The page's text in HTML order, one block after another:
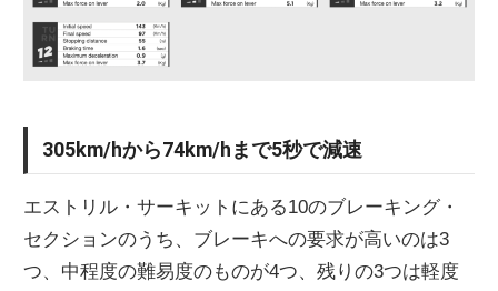
305km/hから74km/hまで5秒で減速
エストリル・サーキットにある10のブレーキング・
セクションのうち、ブレーキへの要求が高いのは3
つ、中程度の難易度のものが4つ、残りの3つは軽度